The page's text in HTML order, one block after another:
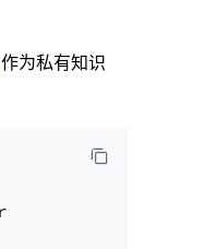
作为私有知识